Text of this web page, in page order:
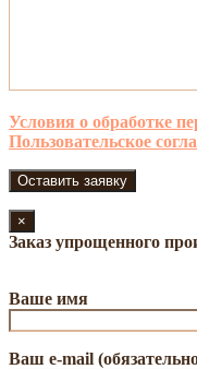
Условия о обработке
Пользовательское
×
Заказ упрощенного
Ваше имя
Ваш e-mail